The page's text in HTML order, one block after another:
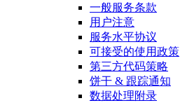
一般服务条款
用户注意
服务水平协议
可接受的使用政策
第三方代码策略
饼干 & 跟踪通知
数据处理附录